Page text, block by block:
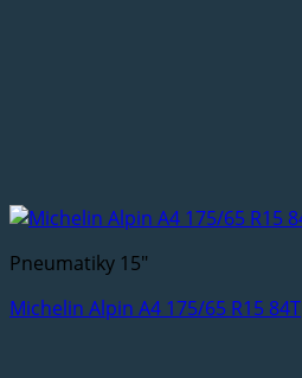
Pneumatiky 15"
Michelin Alpin A4 175/65 R15 84T